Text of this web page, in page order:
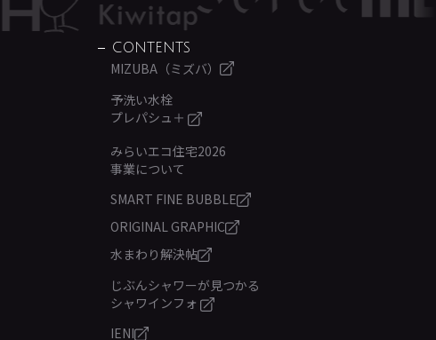
CONTENTS
MIZUBA（ミズバ）
予洗い水栓
プレパシュ＋
みらいエコ住宅2026
事業について
SMART FINE BUBBLE
ORIGINAL GRAPHIC
水まわり解決帖
じぶんシャワーが見つかる
シャワインフォ
IENI